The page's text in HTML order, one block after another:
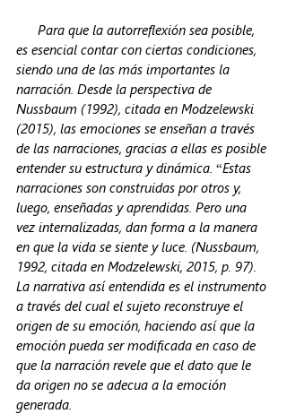
Para que la autorreflexión sea posible,
es esencial contar con ciertas condiciones,
siendo una de las más importantes la
narración. Desde la perspectiva de
Nussbaum (1992), citada en Modzelewski
(2015), las emociones se enseñan a través
de las narraciones, gracias a ellas es posible
entender su estructura y dinámica. “Estas
narraciones son construidas por otros y,
luego, enseñadas y aprendidas. Pero una
vez internalizadas, dan forma a la manera
en que la vida se siente y luce. (Nussbaum,
1992, citada en Modzelewski, 2015, p. 97).
La narrativa así entendida es el instrumento
a través del cual el sujeto reconstruye el
origen de su emoción, haciendo así que la
emoción pueda ser modificada en caso de
que la narración revele que el dato que le
da origen no se adecua a la emoción
generada.